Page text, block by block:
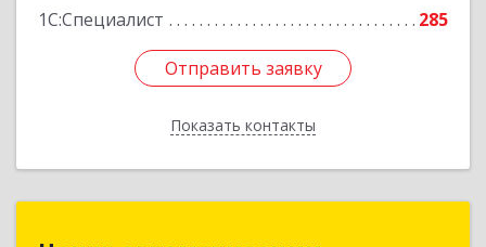
1С:Специалист
285
Отправить заявку
Показать контакты
Отправить заявку
Назад